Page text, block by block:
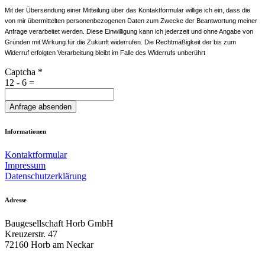
Mit der Übersendung einer Mitteilung über das Kontaktformular willige ich ein, dass die
von mir übermittelten personenbezogenen Daten zum Zwecke der Beantwortung meiner
Anfrage verarbeitet werden. Diese Einwilligung kann ich jederzeit und ohne Angabe von
Gründen mit Wirkung für die Zukunft widerrufen. Die Rechtmäßigkeit der bis zum
Widerruf erfolgten Verarbeitung bleibt im Falle des Widerrufs unberührt
Captcha *
12 - 6 =
Anfrage absenden
Informationen
Kontaktformular
Impressum
Datenschutzerklärung
Adresse
Baugesellschaft Horb GmbH
Kreuzerstr. 47
72160 Horb am Neckar